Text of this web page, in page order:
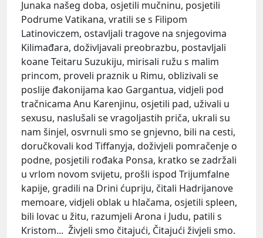
Junaka našeg doba, osjetili mučninu, posjetili
Podrume Vatikana, vratili se s Filipom
Latinoviczem, ostavljali tragove na snjegovima
Kilimađara, doživljavali preobrazbu, postavljali
koane Teitaru Suzukiju, mirisali ružu s malim
princom, proveli praznik u Rimu, oblizivali se
poslije đakonijama kao Gargantua, vidjeli pod
tračnicama Anu Karenjinu, osjetili pad, uživali u
sexusu, naslušali se vragoljastih priča, ukrali su
nam šinjel, osvrnuli smo se gnjevno, bili na cesti,
doručkovali kod Tiffanyja, doživjeli pomračenje o
podne, posjetili rođaka Ponsa, kratko se zadržali
u vrlom novom svijetu, prošli ispod Trijumfalne
kapije, gradili na Drini ćupriju, čitali Hadrijanove
memoare, vidjeli oblak u hlačama, osjetili spleen,
bili lovac u žitu, razumjeli Arona i Judu, patili s
Kristom... Živjeli smo čitajući, Čitajući živjeli smo.